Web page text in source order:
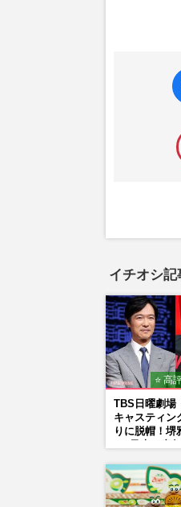
k
イチオシ記
⭐ 高
TBS日曜劇場
キャスティン
りに脱帽！堺
Mr.Children
ンドマン長男
だった